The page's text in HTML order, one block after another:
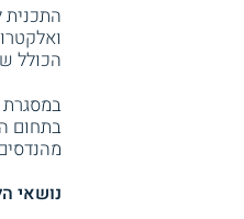
הכולל
במסגרת
בתחום
נושאי